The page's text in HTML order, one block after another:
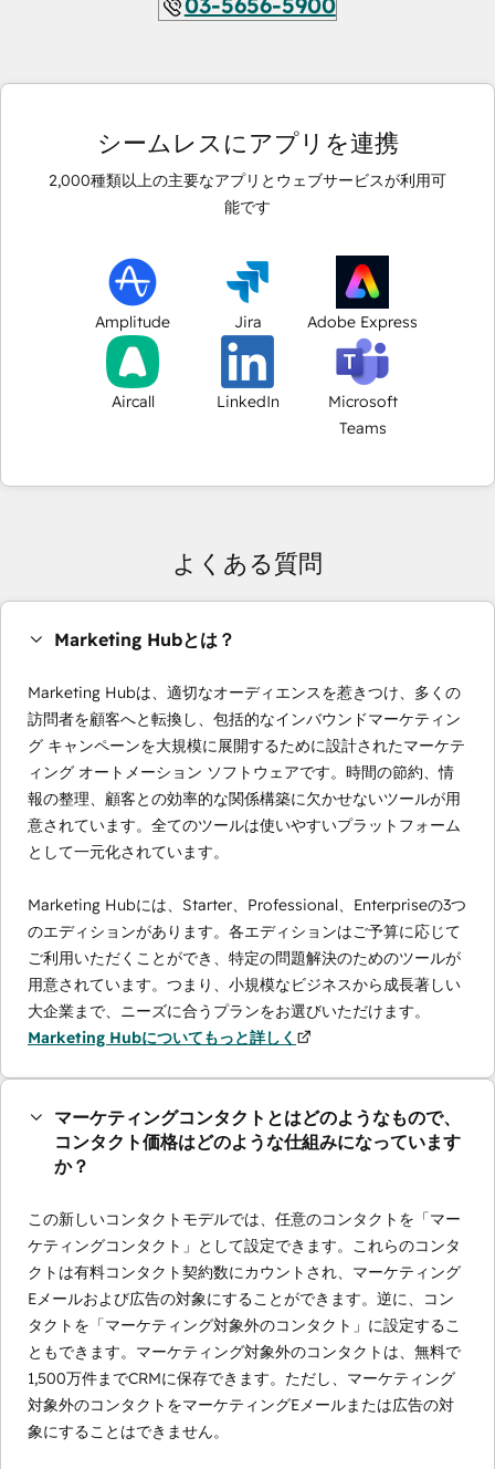
シームレスにアプリを連携
2,000種類以上の主要なアプリとウェブサービスが利用可
能です
Amplitude Jira Adobe Express
Aircall LinkedIn
Microsoft
Teams
よくある質問
Marketing Hubとは？
Marketing Hubは、適切なオーディエンスを惹きつけ、多くの
訪問者を顧客へと転換し、包括的なインバウンドマーケティン
グ キャンペーンを大規模に展開するために設計されたマーケテ
ィング オートメーション ソフトウェアです。時間の節約、情
報の整理、顧客との効率的な関係構築に欠かせないツールが用
意されています。全てのツールは使いやすいプラットフォーム
として一元化されています。
Marketing Hubには、Starter、Professional、Enterpriseの3つ
のエディションがあります。各エディションはご予算に応じて
ご利用いただくことができ、特定の問題解決のためのツールが
用意されています。つまり、小規模なビジネスから成長著しい
大企業まで、ニーズに合うプランをお選びいただけます。
Marketing Hubについてもっと詳しく
マーケティングコンタクトとはどのようなもので、
コンタクト価格はどのような仕組みになっています
か？
この新しいコンタクトモデルでは、任意のコンタクトを「マー
ケティングコンタクト」として設定できます。これらのコンタ
クトは有料コンタクト契約数にカウントされ、マーケティング
Eメールおよび広告の対象にすることができます。逆に、コン
タクトを「マーケティング対象外のコンタクト」に設定するこ
ともできます。マーケティング対象外のコンタクトは、無料で
1,500万件までCRMに保存できます。ただし、マーケティング
対象外のコンタクトをマーケティングEメールまたは広告の対
象にすることはできません。